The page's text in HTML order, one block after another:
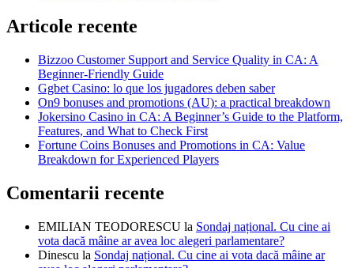
Articole recente
Bizzoo Customer Support and Service Quality in CA: A
Beginner-Friendly Guide
Ggbet Casino: lo que los jugadores deben saber
On9 bonuses and promotions (AU): a practical breakdown
Jokersino Casino in CA: A Beginner’s Guide to the Platform,
Features, and What to Check First
Fortune Coins Bonuses and Promotions in CA: Value
Breakdown for Experienced Players
Comentarii recente
EMILIAN TEODORESCU la Sondaj național. Cu cine ai
vota dacă mâine ar avea loc alegeri parlamentare?
Dinescu la Sondaj național. Cu cine ai vota dacă mâine ar